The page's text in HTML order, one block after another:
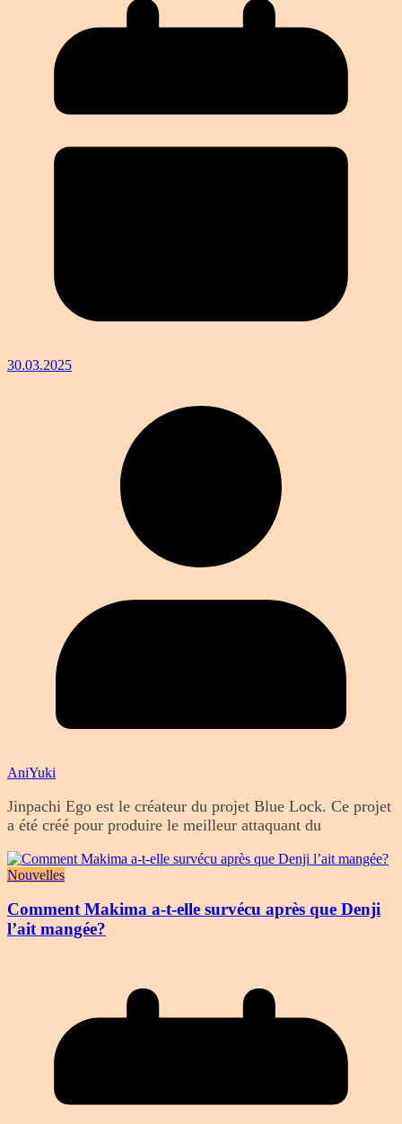
30.03.2025
AniYuki
Jinpachi Ego est le créateur du projet Blue Lock. Ce projet
a été créé pour produire le meilleur attaquant du
Nouvelles
Comment Makima a-t-elle survécu après que Denji
l’ait mangée?